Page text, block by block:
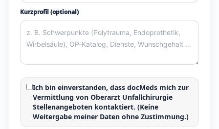
Kurzprofil (optional)
Ich bin einverstanden, dass docMeds mich zur
Vermittlung von Oberarzt Unfallchirurgie
Stellenangeboten kontaktiert. (Keine
Weitergabe meiner Daten ohne Zustimmung.)